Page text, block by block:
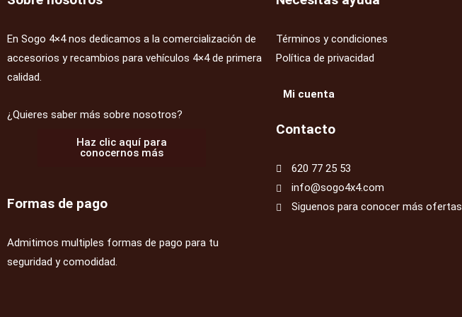
En Sogo 4×4 nos dedicamos a la comercialización de
accesorios y recambios para vehículos 4×4 de primera
calidad.
¿Quieres saber más sobre nosotros?
Haz clic aquí para
conocernos más
Formas de pago
Admitimos multiples formas de pago para tu
seguridad y comodidad.
Términos y condiciones
Política de privacidad
Mi cuenta
Contacto
620 77 25 53
info@sogo4x4.com
Siguenos para conocer más ofertas